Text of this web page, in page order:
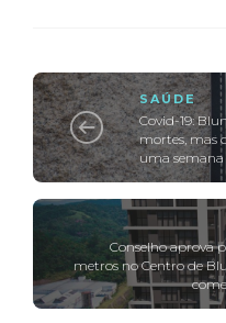
SAÚDE
Covid-19:
mortes, mas
uma
Conselho aprova
metros no Centro de